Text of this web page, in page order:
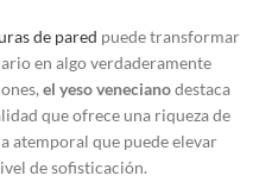
de pared puede transformar
en algo verdaderamente
el yeso venecianodestaca
que ofrece una riqueza de
atemporal que puede elevar
de sofisticación.